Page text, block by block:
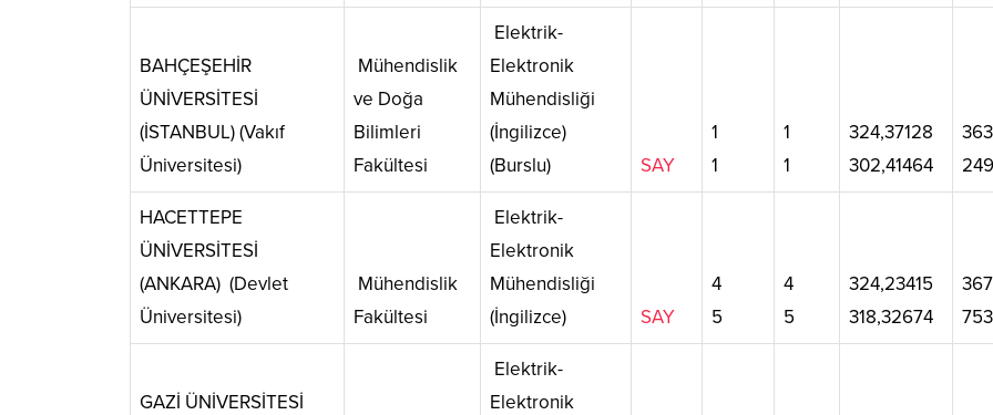
BAHÇEŞEHİR
ÜNİVERSİTESİ
(İSTANBUL) (Vakıf
Üniversitesi)
Mühendislik
ve Doğa
Bilimleri
Fakültesi
Elektrik-
Elektronik
Mühendisliği
(İngilizce)
(Burslu)
SAY
1
1
1
1
324,37128
302,41464
363
HACETTEPE
ÜNİVERSİTESİ
(ANKARA) (Devlet
Üniversitesi)
Mühendislik
Fakültesi
Elektrik-
Elektronik
Mühendisliği
(İngilizce)
SAY
4
5
4
5
324,23415
318,32674
367
753
GAZİ ÜNİVERSİTESİ
Elektrik-
Elektronik